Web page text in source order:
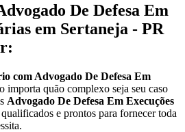
De Defesa Em
em Sertaneja - PR
com Advogado De Defesa Em
importa quão complexo seja seu caso
Advogado De Defesa Em Execuções
e prontos para fornecer toda